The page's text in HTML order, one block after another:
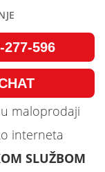
277-596
maloprodaji
interneta
SLUŽBOM